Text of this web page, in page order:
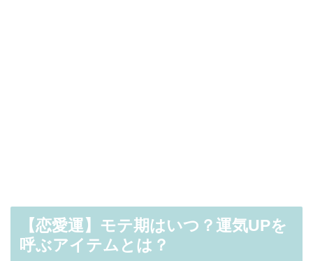
【恋愛運】モテ期はいつ？運気UPを
呼ぶアイテムとは？